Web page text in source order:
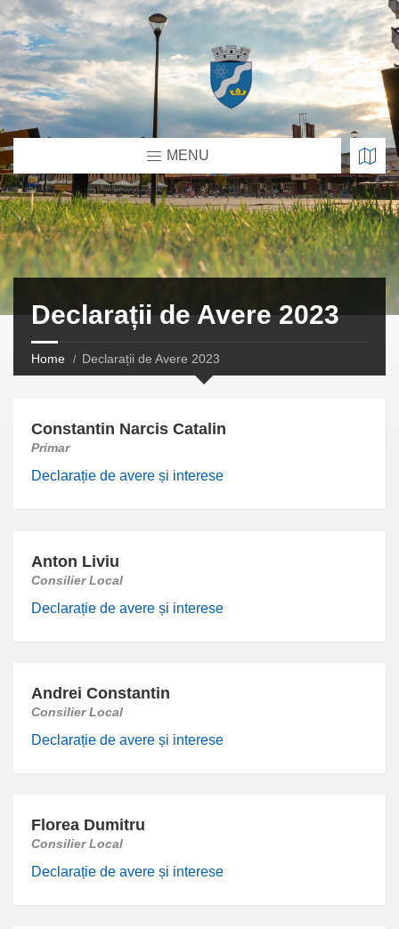
MENU
Declarații de Avere 2023
Home Declarații de Avere 2023
Constantin Narcis Catalin
Primar
Declarație de avere și interese
Anton Liviu
Consilier Local
Declarație de avere și interese
Andrei Constantin
Consilier Local
Declarație de avere și interese
Florea Dumitru
Consilier Local
Declarație de avere și interese